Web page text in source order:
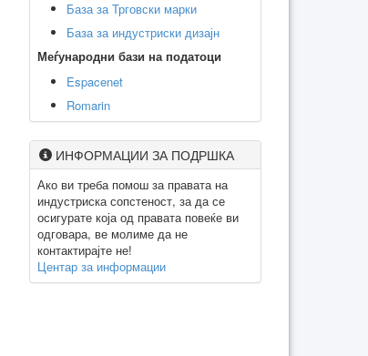
База за Трговски марки
База за индустриски дизајн
Меѓународни бази на податоци
Espacenet
Romarin
ИНФОРМАЦИИ ЗА ПОДРШКА
Ако ви треба помош за правата на
индустриска сопстеност, за да се
осигурате која од правата повеќе ви
одговара, ве молиме да не
контактирајте не!
Центар за информации